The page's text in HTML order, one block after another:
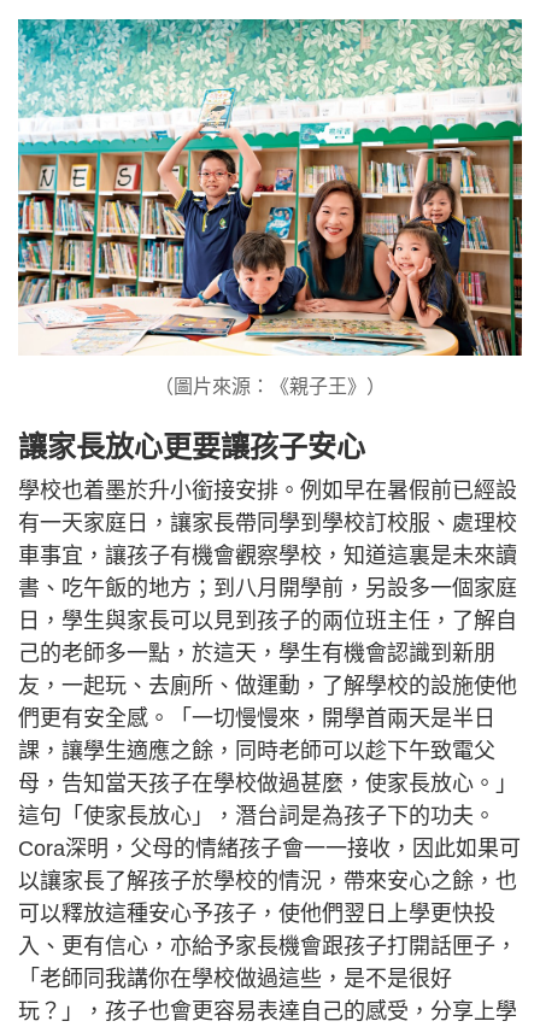
（圖片來源：《親子王》）
讓家長放心更要讓孩子安心
學校也着墨於升小銜接安排。例如早在暑假前已經設
有一天家庭日，讓家長帶同學到學校訂校服、處理校
車事宜，讓孩子有機會觀察學校，知道這裏是未來讀
書、吃午飯的地方；到八月開學前，另設多一個家庭
日，學生與家長可以見到孩子的兩位班主任，了解自
己的老師多一點，於這天，學生有機會認識到新朋
友，一起玩、去廁所、做運動，了解學校的設施使他
們更有安全感。「一切慢慢來，開學首兩天是半日
課，讓學生適應之餘，同時老師可以趁下午致電父
母，告知當天孩子在學校做過甚麼，使家長放心。」
這句「使家長放心」，潛台詞是為孩子下的功夫。
Cora深明，父母的情緒孩子會一一接收，因此如果可
以讓家長了解孩子於學校的情況，帶來安心之餘，也
可以釋放這種安心予孩子，使他們翌日上學更快投
入、更有信心，亦給予家長機會跟孩子打開話匣子，
「老師同我講你在學校做過這些，是不是很好
玩？」，孩子也會更容易表達自己的感受，分享上學